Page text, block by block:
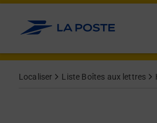
Allez au contenu
Localiser Liste Boîtes aux lettres